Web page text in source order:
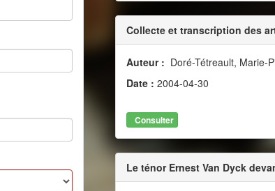
Collecte et transcription des
Auteur : Doré-Tétreault, Marie-
Date : 2004-04-30
Consulter
Le ténor Ernest Van Dyck